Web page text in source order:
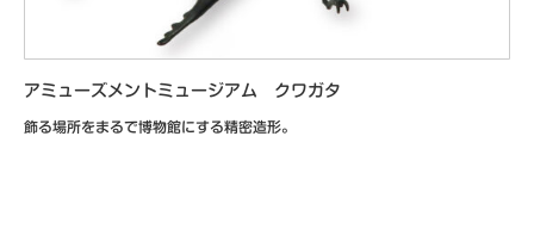
アミューズメントミュージアム クワガタ
飾る場所をまるで博物館にする精密造形。